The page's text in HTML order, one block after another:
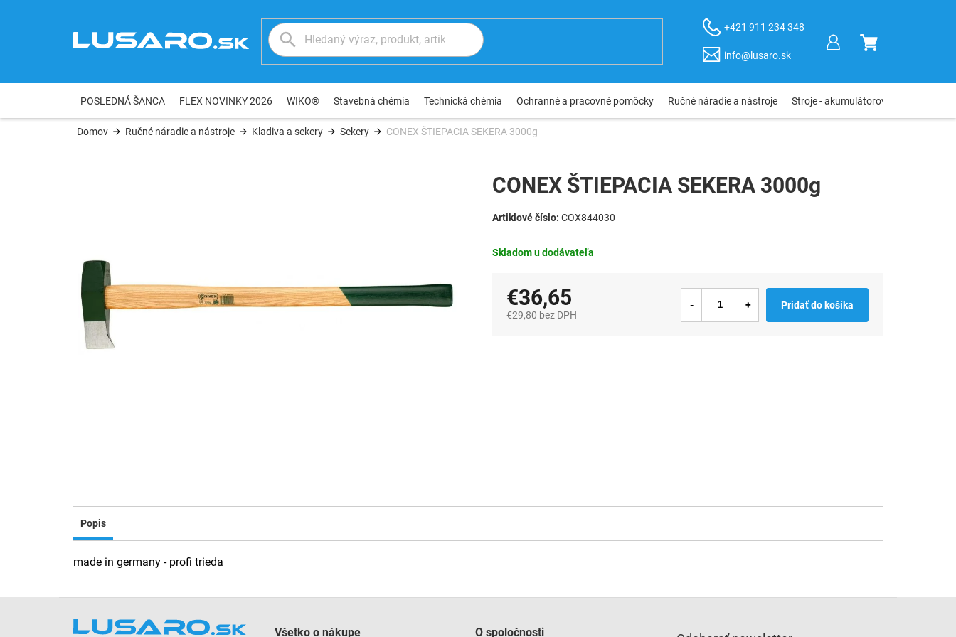
+421 911 234 348
info@lusaro.sk
NÁKUPNÝ
POSLEDNÁ ŠANCA FLEX NOVINKY 2026 WIKO® Stavebná chémia Technická chémia Ochranné a pracovné pomôcky Ručné náradie a nástroje Stroje - akumulátorové, elektro,
Domov Ručné náradie a nástroje Kladiva a sekery Sekery CONEX ŠTIEPACIA SEKERA 3000g
Skladom u dodávateľa
CONEX ŠTIEPACIA SEKERA 3000g
COX844030
€36,65
€29,80 bez DPH
Pridať do košíka
Popis
made in germany - profi trieda
Všetko o nákupe O spoločnosti